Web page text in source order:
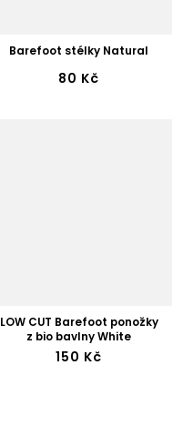
Barefoot stélky Natural
80 Kč
LOW CUT Barefoot ponožky
z bio bavlny White
150 Kč